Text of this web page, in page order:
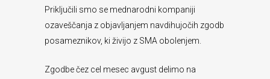
Priključili smo se mednarodni kompaniji
ozaveščanja z objavljanjem navdihujočih zgodb
posameznikov, ki živijo z SMA obolenjem.
Zgodbe čez cel mesec avgust delimo na